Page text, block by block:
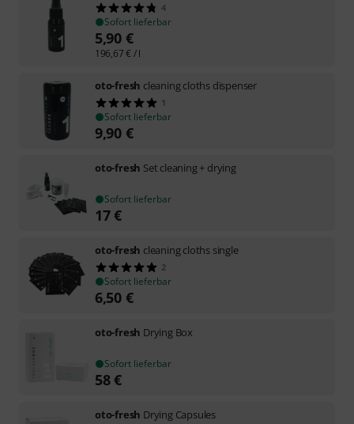
4
Sofort lieferbar
5,90 €
196,67€ / l
oto-fresh cleaning cloths dispenser
1
Sofort lieferbar
9,90 €
oto-fresh Set cleaning + drying
Sofort lieferbar
17€
oto-fresh cleaning cloths single
2
Sofort lieferbar
6,50 €
oto-fresh Drying Box
Sofort lieferbar
58€
oto-fresh Drying Capsules